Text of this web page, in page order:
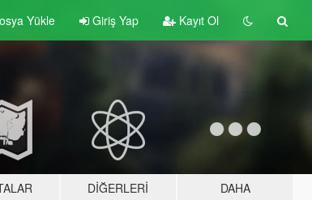
Yükle Giriş Yap Kayıt Ol
DIĞERLERI DAHA